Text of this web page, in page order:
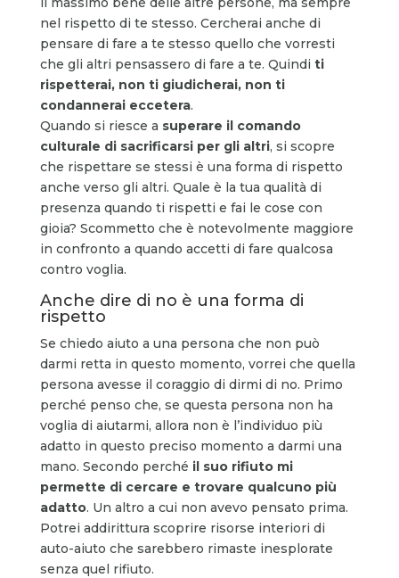
nel rispetto di te stesso. Cercherai anche di
pensare di fare a te stesso quello che vorresti
che gli altri pensassero di fare a te. Quindi ti
rispetterai, non ti giudicherai, non ti
condannerai eccetera.
Quando si riesce a superare il comando
culturale di sacrificarsi per gli altri, si scopre
che rispettare se stessi è una forma di rispetto
anche verso gli altri. Quale è la tua qualità di
presenza quando ti rispetti e fai le cose con
gioia? Scommetto che è notevolmente maggiore
in confronto a quando accetti di fare qualcosa
contro voglia.
Anche dire di no è una forma di
rispetto
Se chiedo aiuto a una persona che non può
darmi retta in questo momento, vorrei che quella
persona avesse il coraggio di dirmi di no. Primo
perché penso che, se questa persona non ha
voglia di aiutarmi, allora non è l’individuo più
adatto in questo preciso momento a darmi una
mano. Secondo perché il suo rifiuto mi
permette di cercare e trovare qualcuno più
adatto. Un altro a cui non avevo pensato prima.
Potrei addirittura scoprire risorse interiori di
auto-aiuto che sarebbero rimaste inesplorate
senza quel rifiuto.